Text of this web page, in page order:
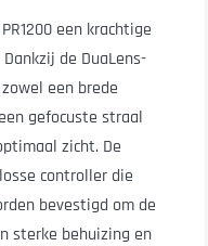
een krachtige
de DuaLens-
een brede
gefocuste straal
zicht. De
controller die
bevestigd om de
sterke behuizing en